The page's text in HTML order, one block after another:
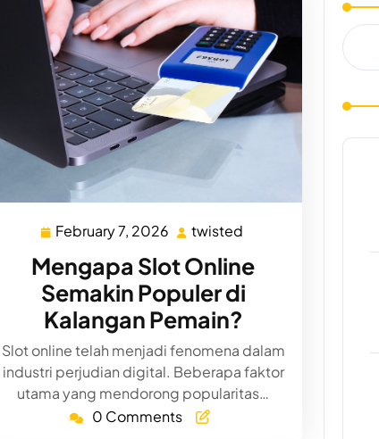
February 7, 2026 February
2026
twisted
Mengapa Slot Online
Semakin Populer di
Kalangan Pemain?
Slot online telah menjadi fenomena dalam
industri perjudian digital. Beberapa faktor
utama yang mendorong popularitas…
0 Comments